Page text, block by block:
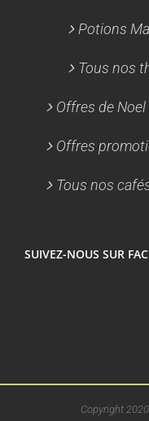
Potions
Tous nos
Offres de Noel
Offres
Tous nos
SUIVEZ-NOUS SUR
Copyright 2020